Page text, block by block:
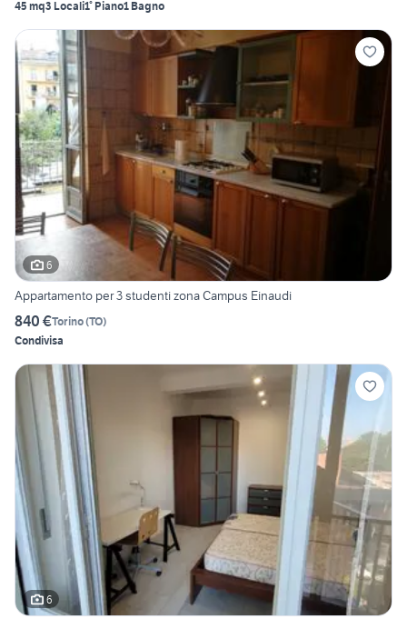
45 mq3 Locali1° Piano1 Bagno
6
Appartamento per 3 studenti zona Campus Einaudi
840 €Torino(TO)
Condivisa
6